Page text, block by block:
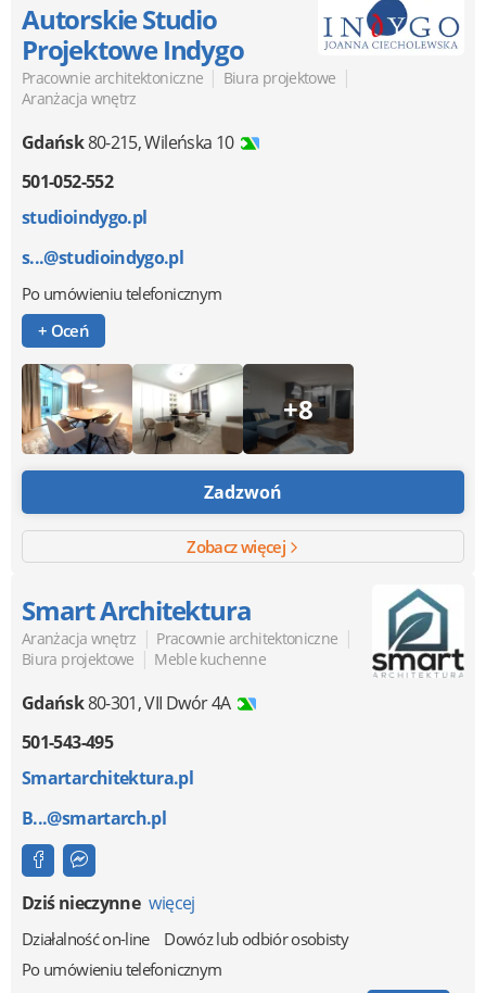
Autorskie Studio
Projektowe Indygo
Pracownie architektoniczne | Biura projektowe |
Aranżacja wnętrz
Gdańsk80-215,Wileńska 10
501-052-552
studioindygo.pl
s...@studioindygo.pl
Po umówieniu telefonicznym
+ Oceń
+8
Zadzwoń
Zobacz więcej
Smart Architektura
Aranżacja wnętrz | Pracownie architektoniczne |
Biura projektowe | Meble kuchenne
Gdańsk80-301,VII Dwór 4A
501-543-495
Smartarchitektura.pl
B...@smartarch.pl
Dziś nieczynne więcej
Działalność on-line
Dowóz lub odbiór osobisty
Po umówieniu telefonicznym